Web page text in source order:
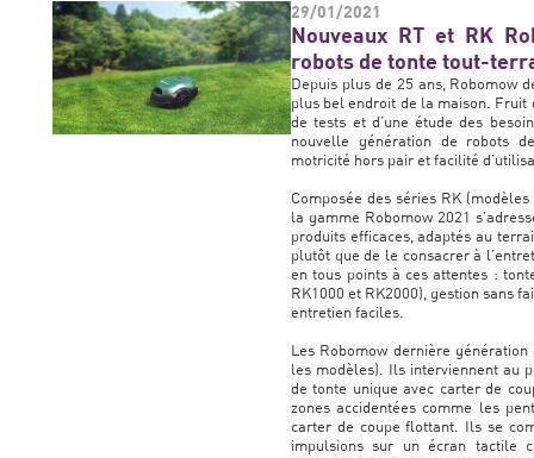
29/01/2021
Nouveaux RT et RK
robots de tonte tout-
Depuis plus de 25 ans, Robomow
plus bel endroit de la maison. Fruit
de tests et d’une étude des
nouvelle génération de robots
motricité hors pair et facilité
Composée des séries RK
la gamme Robomow 2021
produits efficaces, adaptés au
plutôt que de le consacrer à
en tous points à ces attentes :
RK1000 et RK2000), gestion sans
entretien faciles.
Les Robomow dernière
les modèles). Ils interviennent au
de tonte unique avec carter de
zones accidentées comme les
carter de coupe flottant. Ils se
impulsions sur un écran tactile